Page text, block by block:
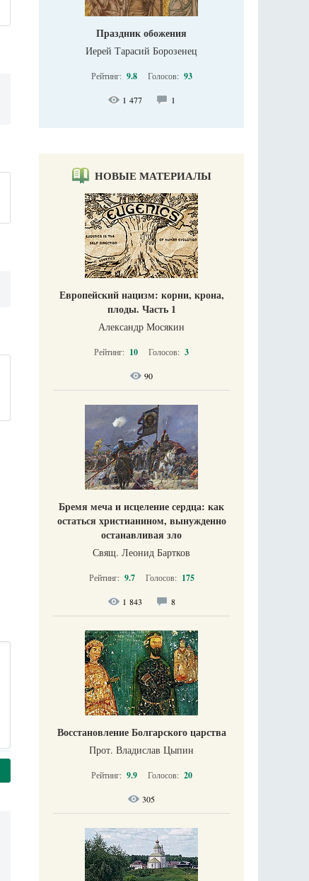
Праздник обожения
Иерей Тарасий Борозенец
Рейтинг: 9.8 Голосов: 93
1 477 1
НОВЫЕ МАТЕРИАЛЫ
Европейский нацизм: корни, крона,
плоды. Часть 1
Александр Мосякин
Рейтинг: 10 Голосов: 3
90
Бремя меча и исцеление сердца: как
остаться христианином, вынужденно
останавливая зло
Свящ. Леонид Бартков
Рейтинг: 9.7 Голосов: 175
1 843 8
Восстановление Болгарского царства
Прот. Владислав Цыпин
Рейтинг: 9.9 Голосов: 20
305